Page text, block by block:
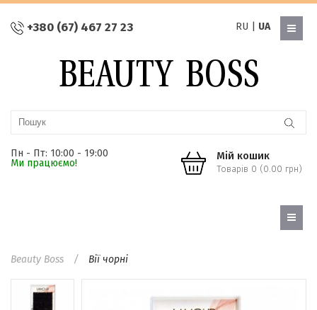
+380 (67) 467 27 23 RU UA
Пн - Пт: 10:00 - 19:00
Ми працюємо!
Мій кошик
Товарів 0 (0.00 грн)
Beauty Boss Вії чорні